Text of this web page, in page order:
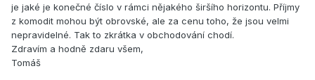
je jaké je konečné číslo v rámci nějakého širšího horizontu. Příjmy
z komodit mohou být obrovské, ale za cenu toho, že jsou velmi
nepravidelné. Tak to zkrátka v obchodování chodí.
Zdravím a hodně zdaru všem,
Tomáš